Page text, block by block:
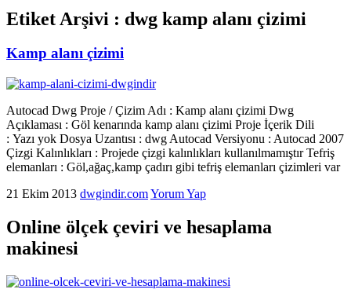
Etiket Arşivi : dwg kamp alanı çizimi
Kamp alanı çizimi
Autocad Dwg Proje / Çizim Adı : Kamp alanı çizimi Dwg
Açıklaması : Göl kenarında kamp alanı çizimi Proje İçerik Dili
: Yazı yok Dosya Uzantısı : dwg Autocad Versiyonu : Autocad 2007
Çizgi Kalınlıkları : Projede çizgi kalınlıkları kullanılmamıştır Tefriş
elemanları : Göl,ağaç,kamp çadırı gibi tefriş elemanları çizimleri var
21 Ekim 2013 dwgindir.comYorum Yap
Online ölçek çeviri ve hesaplama
makinesi